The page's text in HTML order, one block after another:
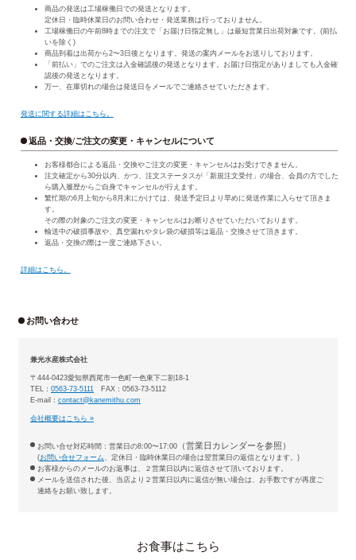
商品の発送は工場稼働日での発送となります。
定休日・臨時休業日のお問い合わせ・発送業務は行っておりません。
工場稼働日の午前8時までの注文で「お届け日指定無し」は最短営業日出荷対象です。(前払
いを除く)
商品到着は出荷から2〜3日後となります。発送の案内メールをお送りしております。
「前払い」でのご注文は入金確認後の発送となります。お届け日指定がありましても入金確
認後の発送となります。
万一、在庫切れの場合は発送日をメールでご連絡させていただきます。
発送に関する詳細はこちら。
返品・交換/ご注文の変更・キャンセルについて
お客様都合による返品・交換やご注文の変更・キャンセルはお受けできません。
注文確定から30分以内、かつ、注文ステータスが「新規注文受付」の場合、会員の方でした
ら購入履歴からご自身でキャンセルが行えます。
繁忙期の6月上旬から8月末にかけては、発送予定日より早めに発送作業に入らせて頂きま
す。
その際の対象のご注文の変更・キャンセルはお断りさせていただいております。
輸送中の破損事故や、真空漏れやタレ袋の破損等は返品・交換させて頂きます。
返品・交換の際は一度ご連絡下さい。
詳細はこちら。
お問い合わせ
兼光水産株式会社
〒444-0423愛知県西尾市一色町一色東下二割18-1
TEL： 0563-73-5111 FAX：0563-73-5112
E-mail： contact@kanemithu.com
会社概要はこちら »
お問い合せ対応時間：営業日の8:00〜17:00 （営業日カレンダーを参照）
(お問い合せフォーム 、定休日・臨時休業日の場合は翌営業日の返信となります。)
お客様からのメールのお返事は、２営業日以内に返信させて頂いております。
メールを送信された後、当店より２営業日以内に返信が無い場合は、お手数ですが再度ご
連絡をお願い致します。
お食事はこちら